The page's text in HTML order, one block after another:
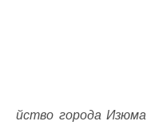
йство города Изюма